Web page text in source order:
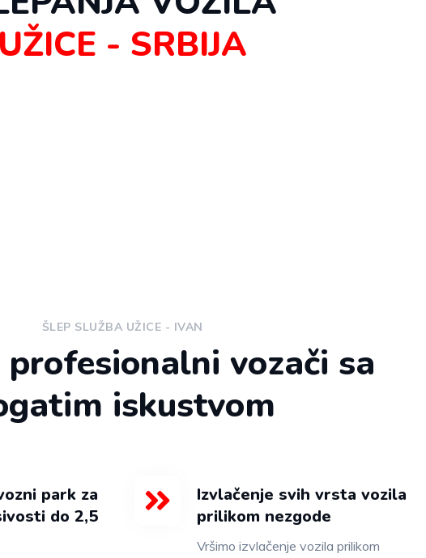
UŽICE - SRBIJA
ŠLEP SLUŽBA UŽICE - IVAN
vozači sa
iskustvom
park za
do 2,5
Izvlačenje svih vrsta vozila
prilikom nezgode
Vršimo izvlačenje vozila prilikom